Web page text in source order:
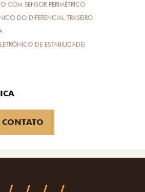
COM SENSOR PERIMÉTRICO
DO DIFERENCIAL TRASEIRO
DE ESTABILIDADE)
CONTATO